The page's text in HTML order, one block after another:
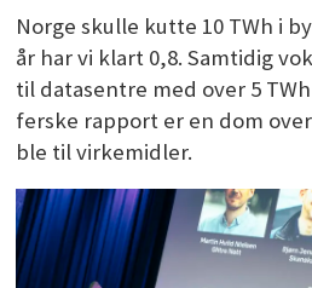
Norge skulle kutte 10 TWh i
år har vi klart 0,8. Samtidig
til datasentre med over 5 TWh
ferske rapport er en dom
ble til virkemidler.